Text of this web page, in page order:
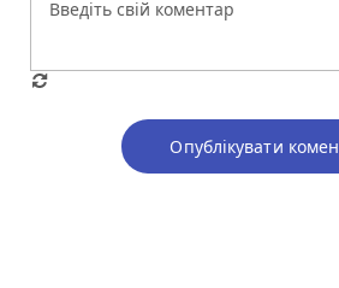
Опублікувати